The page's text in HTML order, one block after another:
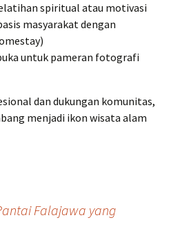
spiritual atau motivasi
masyarakat dengan
untuk pameran fotografi
dan dukungan komunitas,
menjadi ikon wisata alam
Falajawa yang